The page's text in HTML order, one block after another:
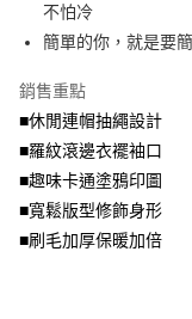
2.透過簡訊連結打開帳
帳／街口支付／iPASS
【注意事項】
1.本服務係由「台灣大哥
用戶於交易時，得透過本
買賣價金債權讓與本公司
資料（包含姓名、電話或
由本公司與您本人進行分
3.完整用戶服務條款，請
１．於結帳方式選擇「
２．訂單成立數日內，您
ATM／網路銀行／等多元
※ 請注意：結帳手續完成
購買商品的店家。未經商
後付繳納相關費用。
※ 交易是否成功請以「
是否繳費成功／繳費後
客戶支援中心」https://
付款後全家取貨
7-11取貨付款
每筆NT$70，滿
付款後7-11取貨
每筆NT$70，滿
宅配
不怕冷
簡單的你，就是要
銷售重點
■休閒連帽抽繩設計
■羅紋滾邊衣襬袖口
■趣味卡通塗鴉印圖
■寬鬆版型修飾身形
■刷毛加厚保暖加倍